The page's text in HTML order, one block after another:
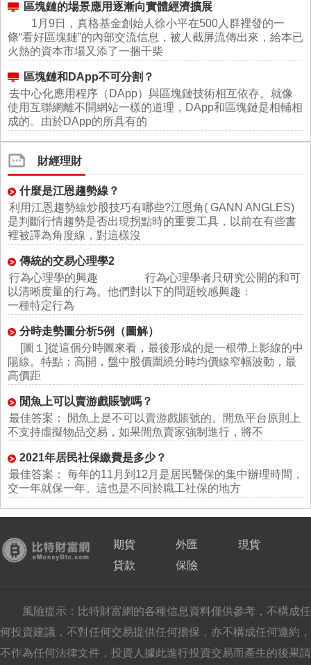
區塊鏈的場景應用逐漸向實體經濟擴展
1月9日，真格基金創始人徐小平在500人群裡發的一
條“看好區塊鏈”的內部交流信息，被人截屏流傳出來，給本已
火熱的資本市場又添了一捆干柴
區塊鏈和DApp不可分割？
去中心化應用程序（DApp）與區塊鏈技術相互依存。就像
使用互聯網離不開網站一樣的道理，DApp和區塊鏈是相輔相
成的。由於DApp的所具有的
財經理財
什麼是江恩趨勢線？
利用江恩趨勢線炒股技巧有哪些?江恩角( GANN ANGLES)
是判斷行情趨勢是否出現拐點時的重要工具，以前在有些書
裡被譯為角度線，對這樣沒
傳統的交易心理學2
行為心理學的興趣 行為心理學者只研究公開的和可
以清晰度量的行為。他們對以下的問題較感興趣：
一種特定行為
分時走勢圖分析5例（圖解）
[圖１]從這個分時圖來看，最後形成的是一根帶上影線的中
陽線。特點：高開，盤中股價圍繞分時均價線窄幅波動，最
高價距
閒魚上可以賣游戲賬號嗎？
最佳答案： 閒魚上是不可以賣游戲賬號的。閒魚平台原則上
不支持虛擬物品交易，如果閒魚賣家強制進行，將不
2021年居民社保繳費是多少？
最佳答案： 每年的11月到12月是居民醫保的集中辦理時間，
交一年就保一年。這也是不同於職工社保的地方
期貨 外匯
現貨
貸款
保險
風險提示：比特財富網的各種信息資料僅供參考，不構成任
何投資建議，不對任何交易提供任何擔保，亦不構成任何邀約，
不作為任何法律文件，投資人據此進行投資交易而產生的後果請